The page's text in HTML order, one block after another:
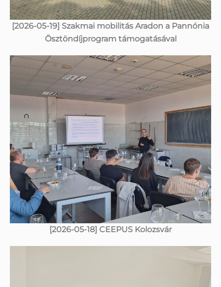
[2026-05-19] Szakmai mobilitás Aradon a Pannónia
Ösztöndíjprogram támogatásával
[2026-05-18] CEEPUS Kolozsvár